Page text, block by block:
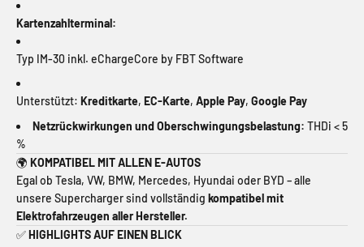
Kartenzahlterminal:
Typ IM-30 inkl. eChargeCore by FBT Software
Unterstützt: Kreditkarte, EC-Karte, Apple Pay, Google Pay
Netzrückwirkungen und Oberschwingungsbelastung: THDi < 5
%
🌍 KOMPATIBEL MIT ALLEN E-AUTOS
Egal ob Tesla, VW, BMW, Mercedes, Hyundai oder BYD – alle
unsere Supercharger sind vollständig kompatibel mit
Elektrofahrzeugen aller Hersteller.
✅HIGHLIGHTS AUF EINEN BLICK